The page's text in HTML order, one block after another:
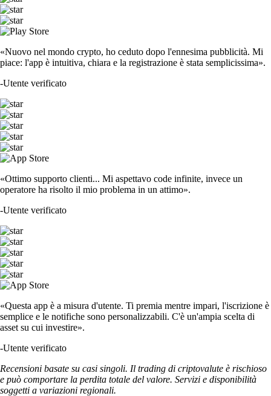
«Nuovo nel mondo crypto, ho ceduto dopo l'ennesima pubblicità. Mi
piace: l'app è intuitiva, chiara e la registrazione è stata semplicissima».
-Utente verificato
«Ottimo supporto clienti... Mi aspettavo code infinite, invece un
operatore ha risolto il mio problema in un attimo».
-Utente verificato
«Questa app è a misura d'utente. Ti premia mentre impari, l'iscrizione è
semplice e le notifiche sono personalizzabili. C'è un'ampia scelta di
asset su cui investire».
-Utente verificato
Recensioni basate su casi singoli. Il trading di criptovalute è rischioso
e può comportare la perdita totale del valore. Servizi e disponibilità
soggetti a variazioni regionali.